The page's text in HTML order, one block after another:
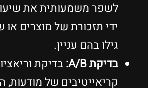
לשפר משמעותית את
ידי תזכורת של מוצרים
גילו בהם עניין.
בדיקת A/B:
בדיקת
קריאייטיבים של מודעות,